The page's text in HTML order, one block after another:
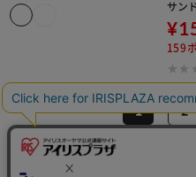
M ライトブルー
¥3,280
32ポイント(1倍)
連結
袋 防